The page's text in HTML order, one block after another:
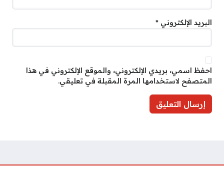
البريد الإلكتروني *
احفظ اسمي، بريدي الإلكتروني، والموقع الإلكتروني في هذا
المتصفح لاستخدامها المرة المقبلة في تعليقي.